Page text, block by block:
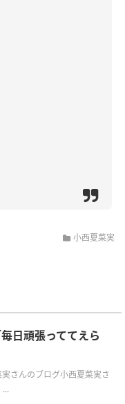
小西夏菜実
日頑張っててえら
さんのブログ小西夏菜実さ